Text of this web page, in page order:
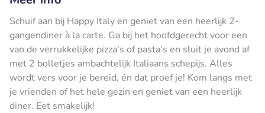
Schuif aan bij Happy Italy en geniet van een heerlijk 2-
gangendiner à la carte. Ga bij het hoofdgerecht voor een
van de verrukkelijke pizza's of pasta's en sluit je avond af
met 2 bolletjes ambachtelijk Italiaans schepijs. Alles
wordt vers voor je bereid, én dat proef je! Kom langs met
je vrienden of het hele gezin en geniet van een heerlijk
diner. Eet smakelijk!